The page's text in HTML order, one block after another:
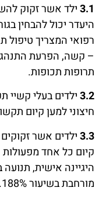
3.1ילד אשר זקוק
היעדר יכול להבחין
רפואי המצריך טיפול
– קשה, הפרעת
תרופות תכופות.
3.2ילדים בעלי קשיי
חיצוני למען קיום
3.3ילדים אשר
קיום כל אחד
היגיינה אישית,
מורחבת בשיעור 188%.